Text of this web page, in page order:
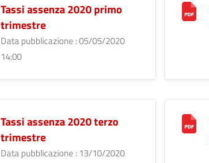
Tassi assenza 2020 primo
trimestre
Data pubblicazione : 05/05/2020
14:00
Tassi assenza 2020 terzo
trimestre
Data pubblicazione : 13/10/2020